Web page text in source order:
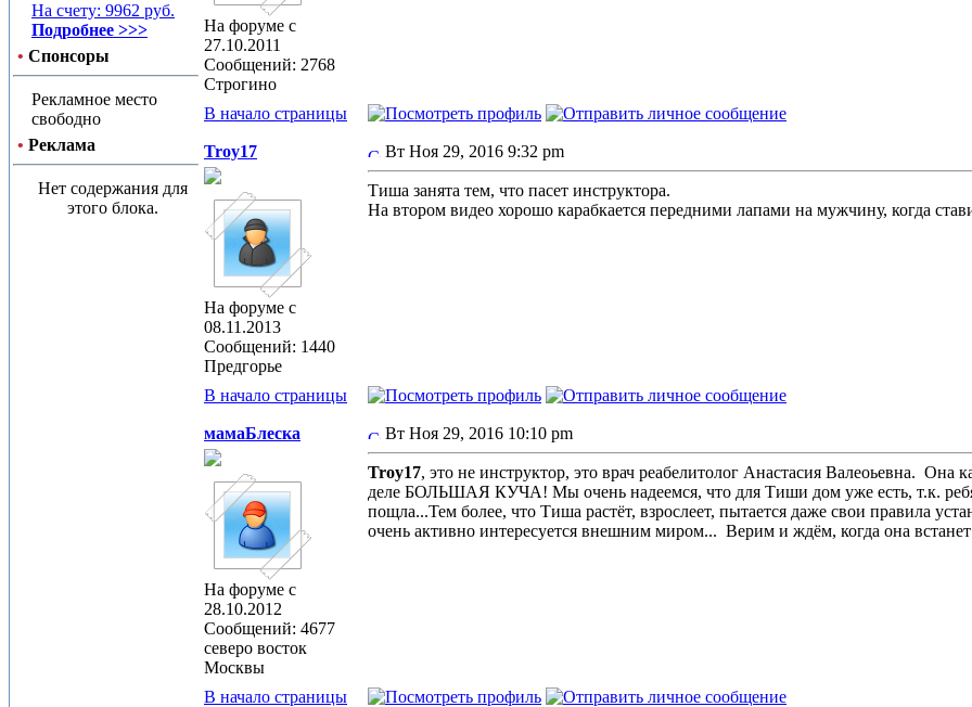
На счету: 9962 руб.
Подробнее >>>
• Спонсоры
Рекламное место
свободно
• Реклама
Нет содержания для
этого блока.
На форуме с
27.10.2011
Сообщений: 2768
Строгино
В начало страницы
Troy17
На форуме с
08.11.2013
Сообщений: 1440
Предгорье
Вт Ноя 29, 2016 9:32 pm
Тиша занята тем, что пасет инструктора.
На втором видео хорошо карабкается передними лапами на мужчину, когда
В начало страницы
мамаБлеска
На форуме с
28.10.2012
Сообщений: 4677
северо восток
Москвы
Вт Ноя 29, 2016 10:10 pm
Troy17, это не инструктор, это врач реабелитолог Анастасия Валеоьевна. Она
деле БОЛЬШАЯ КУЧА! Мы очень надеемся, что для Тиши дом уже есть, т.к.
пощла...Тем более, что Тиша растёт, взрослеет, пытается даже свои правила
очень активно интересуется внешним миром... Верим и ждём, когда она
В начало страницы